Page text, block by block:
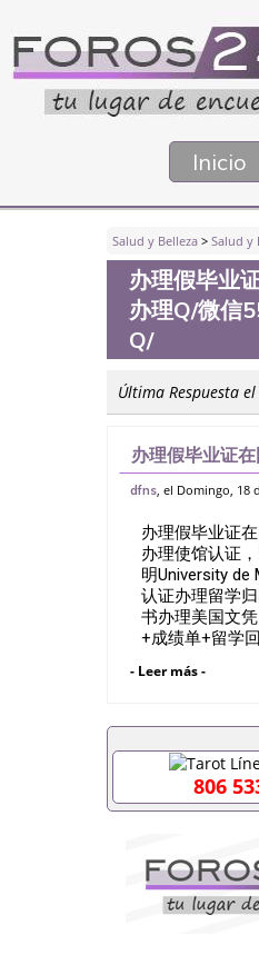
Inicio
Salud y Belleza > Salud y
办理假毕业
办理Q/微信
Q/
Última Respuesta
办理假毕业证
信551190476
dfns, el Domingo, 18
办理假毕业证
办理使馆认证
明University
认证办理留学
书办理美国文
+成绩单+留学
甚至是申请工
以办学历认证
551190476入
么办, 毕业证
科而没有正常
回国得不到教
里可以买国外
么办理 外假毕
生在哪里可以
可以吗
- Leer más -
806